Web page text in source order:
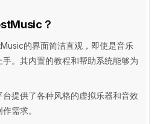
？
的界面简洁直观，即使是音乐
。其内置的教程和帮助系统能够为
台提供了各种风格的虚拟乐器和音效
需求。